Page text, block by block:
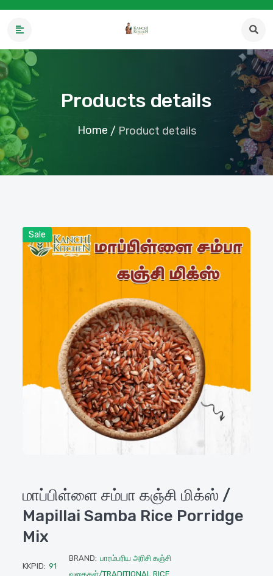
Products details
Home / Product details
Sale
மாப்பிள்ளை சம்பா கஞ்சி மிக்ஸ் /
Mapillai Samba Rice Porridge
Mix
KKPID: 91
BRAND: பாரம்பரிய அரிசி கஞ்சி
வகைகள்/TRADITIONAL RICE